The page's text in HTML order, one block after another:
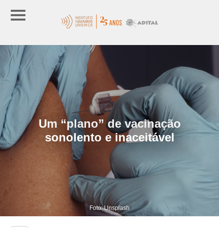
Um “plano” de vacinação
sonolento e inaceitável
Foto: Unsplash